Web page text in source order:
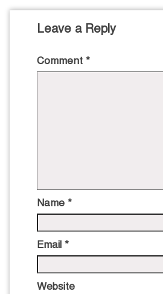
Leave a Reply
Comment *
Name *
Email *
Website